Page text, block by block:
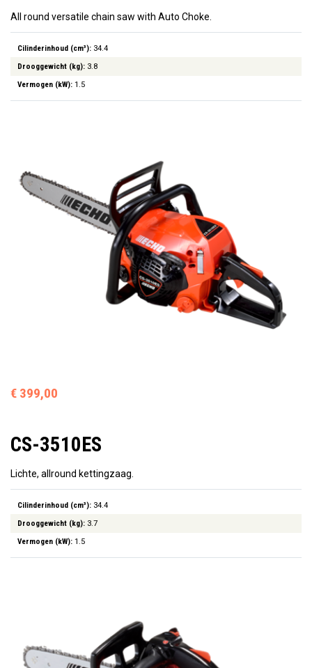
All round versatile chain saw with Auto Choke.
Cilinderinhoud (cm³): 34.4
Drooggewicht (kg): 3.8
Vermogen (kW): 1.5
€ 399,00
CS-3510ES
Lichte, allround kettingzaag.
Cilinderinhoud (cm³): 34.4
Drooggewicht (kg): 3.7
Vermogen (kW): 1.5